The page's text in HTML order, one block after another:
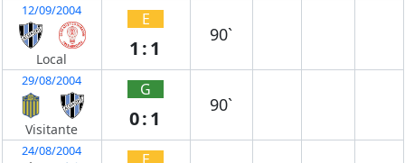
12/09/2004
Local
E
1:1
90`
29/08/2004
Visitante
G
0:1
90`
24/08/2004 E